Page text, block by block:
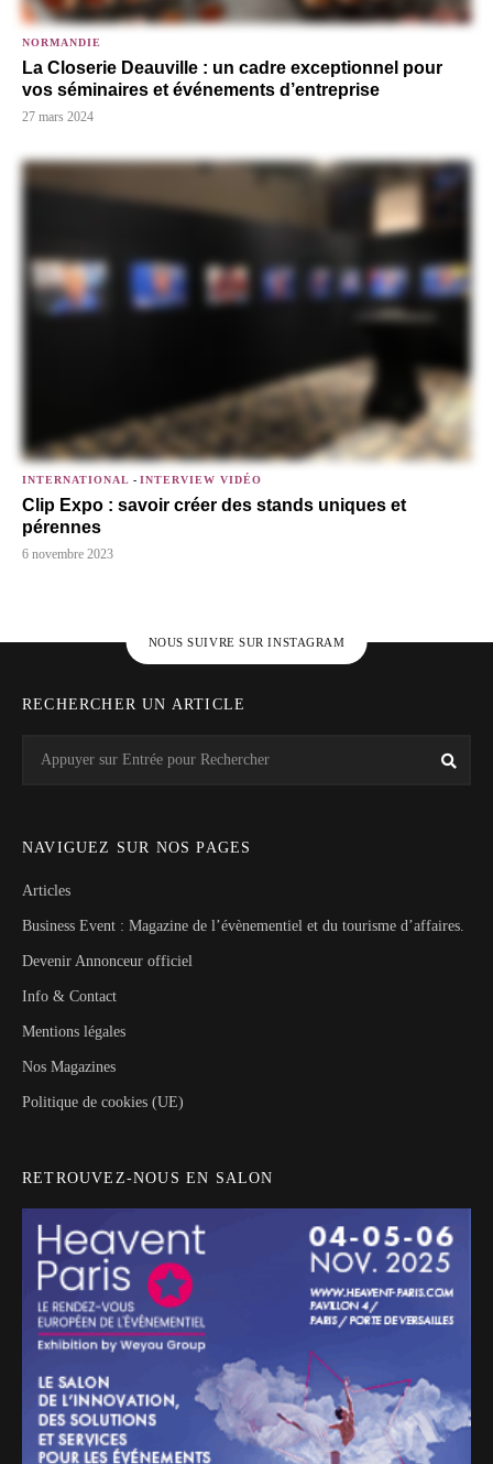
NORMANDIE
La Closerie Deauville : un cadre exceptionnel pour
vos séminaires et événements d’entreprise
27 mars 2024
INTERNATIONAL - INTERVIEW VIDÉO
Clip Expo : savoir créer des stands uniques et
pérennes
6 novembre 2023
NOUS SUIVRE SUR INSTAGRAM
RECHERCHER UN ARTICLE
for:
NAVIGUEZ SUR NOS PAGES
Articles
Business Event : Magazine de l’évènementiel et du tourisme d’affaires.
Devenir Annonceur officiel
Info & Contact
Mentions légales
Nos Magazines
Politique de cookies (UE)
RETROUVEZ-NOUS EN SALON